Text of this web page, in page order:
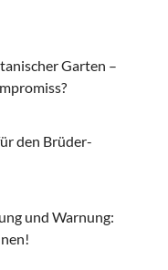
Garten –
den Brüder-
und Warnung: